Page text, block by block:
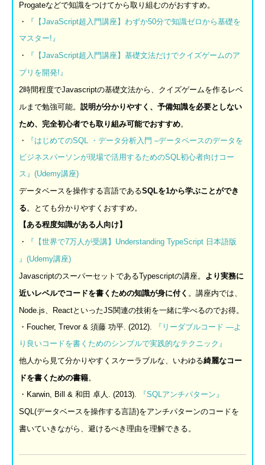
Progateなどで知識をつけてから取り組むのがおすすめ。
・
『【JavaScript超入門講座】わずか50分で知識ゼロから基礎を
マスター!』
・
『【JavaScript超入門講座】基礎文法だけでクイズゲームのア
プリを開発!』
2時間程度でJavascriptの基礎文法から、クイズゲームを作るレベ
ルまで勉強可能。 説明が分かりやすく、予備知識を必要としない
ため、完全初心者でも取り組み可能でおすすめ。
・
『はじめてのSQL ・データ分析入門 –データベースのデータを
ビジネスパーソンが現場で活用するためのSQL初心者向けコー
ス』 (Udemy講座)
データベースを操作する言語であるSQLを1から学ぶことができ
る。とても分かりやすくおすすめ。
【ある程度知識がある人向け】
・
『【世界で7万人が受講】 Understanding TypeScript 日本語版
』 (Udemy講座)
JavascriptのスーパーセットであるTypescriptの講座。 より実務に
近いレベルでコードを書くための知識が身に付く 。講座内では、
Node.js、ReactといったJS関連の技術を一緒に学べるのでお得。
・Foucher, Trevor & 須藤 功平. (2012).
『リーダブルコード ―よ
り良いコードを書くためのシンプルで実践的なテクニック』
他人から見て分かりやすくスケーラブルな、いわゆる綺麗なコー
ドを書くための書籍。
・Karwin, Bill & 和田 卓人. (2013).
『SQLアンチパターン』
SQL(データベースを操作する言語)をアンチパターンのコードを
書いていきながら、避けるべき理由を理解できる。